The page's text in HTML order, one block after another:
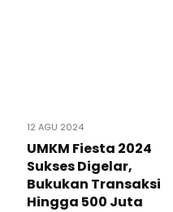
12 AGU 2024
UMKM Fiesta 2024
Sukses Digelar,
Bukukan Transaksi
Hingga 500 Juta